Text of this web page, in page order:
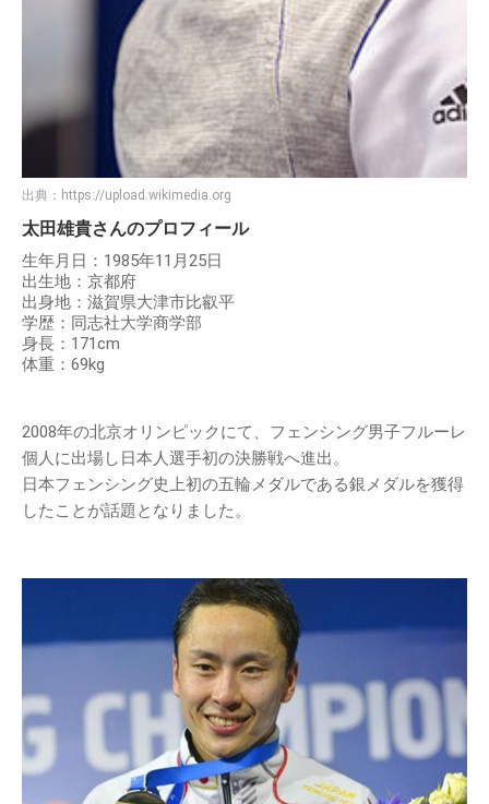
出典： https://upload.wikimedia.org
太田雄貴さんのプロフィール
生年月日：1985年11月25日
出生地：京都府
出身地：滋賀県大津市比叡平
学歴：同志社大学商学部
身長：171cm
体重：69kg
2008年の北京オリンピックにて、フェンシング男子フルーレ
個人に出場し日本人選手初の決勝戦へ進出。
日本フェンシング史上初の五輪メダルである銀メダルを獲得
したことが話題となりました。